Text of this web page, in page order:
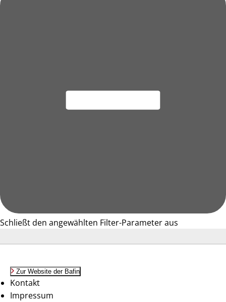
Schließt den angewählten Filter-Parameter aus
Zur Website der Bafin
Kontakt
Impressum